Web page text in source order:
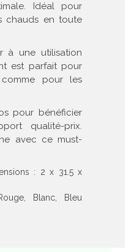
Idéal pour
chauds en toute
à une utilisation
est parfait pour
comme pour les
pour bénéficier
qualité-prix.
avec ce must-
: 2 x 31.5 x
Blanc, Bleu